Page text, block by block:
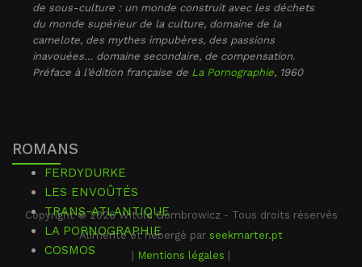
de sous-culture : un monde construit avec les déchets
du monde supérieur de la culture, domaine de la
camelote, des mythes impubères, des passions
inavouées… domaine secondaire, de compensation.
Préface à l’édition française de La Pornographie, 1960
ROMANS
FERDYDURKE
LES ENVOÛTÉS
TRANS-ATLANTIQUE
LA PORNOGRAPHIE
COSMOS
Copyright © 2026 Witold Gombrowicz - Tous droits réservés
Alimenté et hébergé par seekmarter.pt
Mentions légales